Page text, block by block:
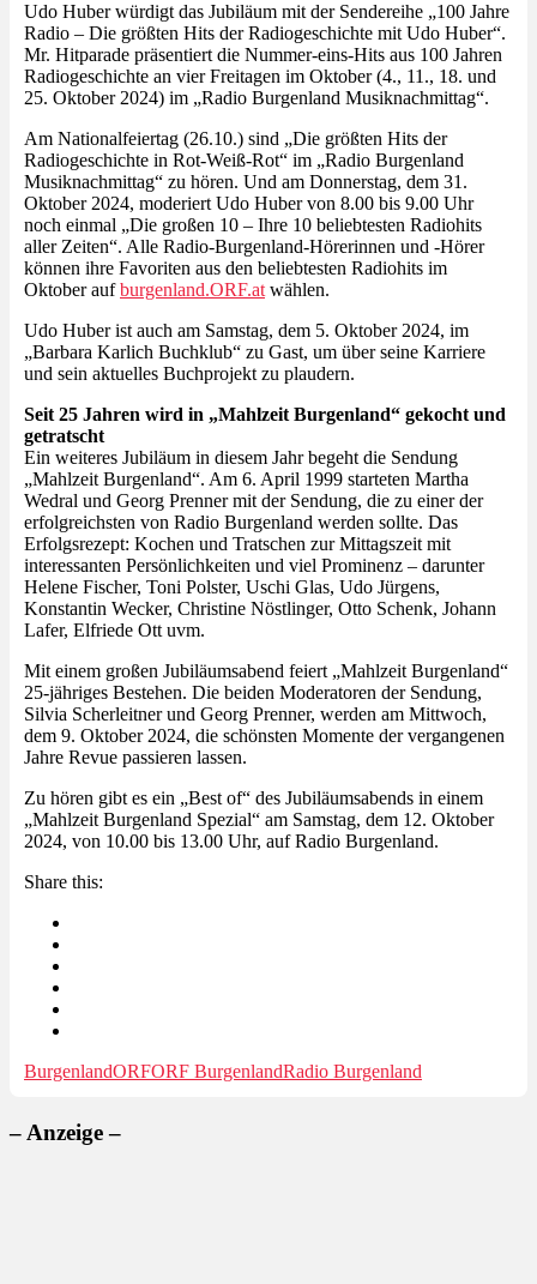
Udo Huber würdigt das Jubiläum mit der Sendereihe „100 Jahre
Radio – Die größten Hits der Radiogeschichte mit Udo Huber“.
Mr. Hitparade präsentiert die Nummer-eins-Hits aus 100 Jahren
Radiogeschichte an vier Freitagen im Oktober (4., 11., 18. und
25. Oktober 2024) im „Radio Burgenland Musiknachmittag“.
Am Nationalfeiertag (26.10.) sind „Die größten Hits der
Radiogeschichte in Rot-Weiß-Rot“ im „Radio Burgenland
Musiknachmittag“ zu hören. Und am Donnerstag, dem 31.
Oktober 2024, moderiert Udo Huber von 8.00 bis 9.00 Uhr
noch einmal „Die großen 10 – Ihre 10 beliebtesten Radiohits
aller Zeiten“. Alle Radio-Burgenland-Hörerinnen und -Hörer
können ihre Favoriten aus den beliebtesten Radiohits im
Oktober aufburgenland.ORF.at wählen.
Udo Huber ist auch am Samstag, dem 5. Oktober 2024, im
„Barbara Karlich Buchklub“ zu Gast, um über seine Karriere
und sein aktuelles Buchprojekt zu plaudern.
Seit 25 Jahren wird in „Mahlzeit Burgenland“ gekocht und
getratscht
Ein weiteres Jubiläum in diesem Jahr begeht die Sendung
„Mahlzeit Burgenland“. Am 6. April 1999 starteten Martha
Wedral und Georg Prenner mit der Sendung, die zu einer der
erfolgreichsten von Radio Burgenland werden sollte. Das
Erfolgsrezept: Kochen und Tratschen zur Mittagszeit mit
interessanten Persönlichkeiten und viel Prominenz – darunter
Helene Fischer, Toni Polster, Uschi Glas, Udo Jürgens,
Konstantin Wecker, Christine Nöstlinger, Otto Schenk, Johann
Lafer, Elfriede Ott uvm.
Mit einem großen Jubiläumsabend feiert „Mahlzeit Burgenland“
25-jähriges Bestehen. Die beiden Moderatoren der Sendung,
Silvia Scherleitner und Georg Prenner, werden am Mittwoch,
dem 9. Oktober 2024, die schönsten Momente der vergangenen
Jahre Revue passieren lassen.
Zu hören gibt es ein „Best of“ des Jubiläumsabends in einem
„Mahlzeit Burgenland Spezial“ am Samstag, dem 12. Oktober
2024, von 10.00 bis 13.00 Uhr, auf Radio Burgenland.
Share this:
BurgenlandORFORF BurgenlandRadio Burgenland
– Anzeige –